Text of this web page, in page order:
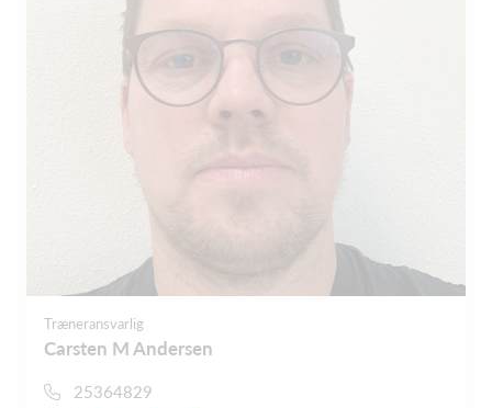
Træneransvarlig
Carsten M Andersen
25364829